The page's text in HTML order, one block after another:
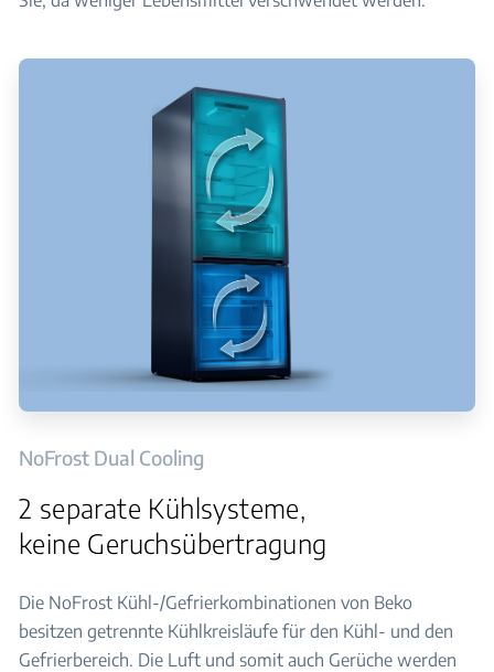
NoFrost Dual Cooling
2 separate Kühlsysteme,
keine Geruchsübertragung
Die NoFrost Kühl-/Gefrierkombinationen von Beko
besitzen getrennte Kühlkreisläufe für den Kühl- und den
Gefrierbereich. Die Luft und somit auch Gerüche werden